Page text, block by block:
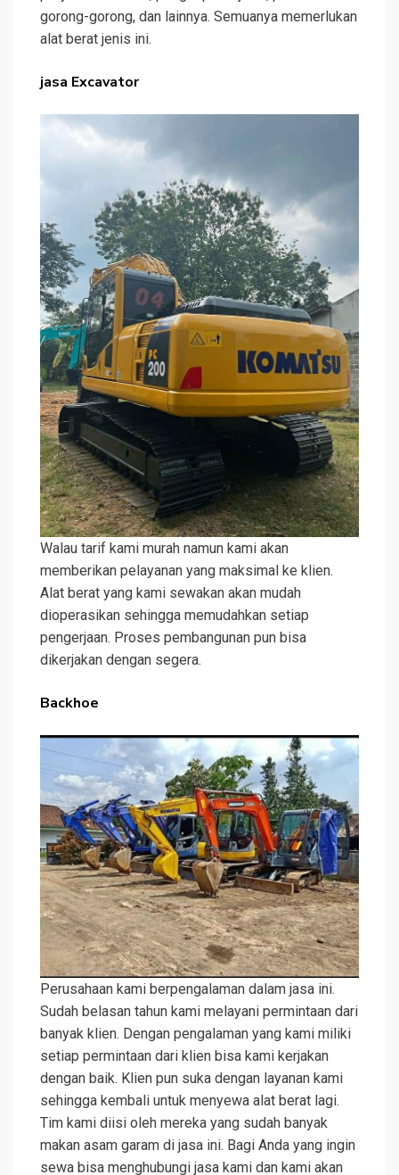
gorong-gorong, dan lainnya. Semuanya memerlukan
alat berat jenis ini.
jasa Excavator
Walau tarif kami murah namun kami akan
memberikan pelayanan yang maksimal ke klien.
Alat berat yang kami sewakan akan mudah
dioperasikan sehingga memudahkan setiap
pengerjaan. Proses pembangunan pun bisa
dikerjakan dengan segera.
Backhoe
Perusahaan kami berpengalaman dalam jasa ini.
Sudah belasan tahun kami melayani permintaan dari
banyak klien. Dengan pengalaman yang kami miliki
setiap permintaan dari klien bisa kami kerjakan
dengan baik. Klien pun suka dengan layanan kami
sehingga kembali untuk menyewa alat berat lagi.
Tim kami diisi oleh mereka yang sudah banyak
makan asam garam di jasa ini. Bagi Anda yang ingin
sewa bisa menghubungi jasa kami dan kami akan